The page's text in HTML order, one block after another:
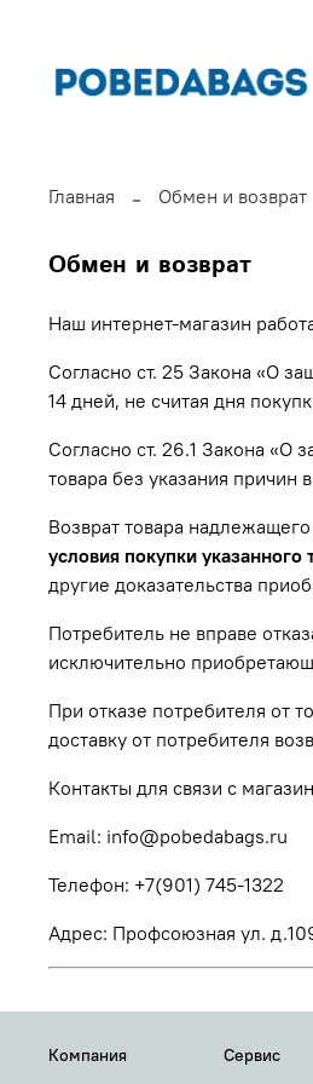
Главная Обмен и возврат
Обмен и возврат
Наш интернет-магазин
Согласно ст. 25 Закона «О
14 дней, не считая дня
Согласно ст. 26.1 Закона «О
товара без указания причин
Возврат товара
условия покупки указанного
другие доказательства
Потребитель не вправе
исключительно
При отказе потребителя от
доставку от потребителя
Контакты для связи с
Email: info@pobedabags.ru
Телефон: +7(901) 745-1322
Адрес: Профсоюзная ул.
Компания Сервис